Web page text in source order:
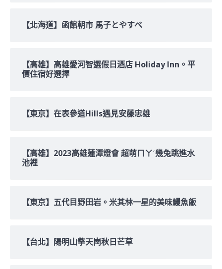
【北海道】函館朝市 馬子とやすべ
【高雄】高雄愛河智選假日酒店 Holiday Inn。平
價住宿好選擇
【東京】在表參道Hills遇見安藤忠雄
【高雄】2023高雄蓮潭燈會 超萌ㄇㄚˊ幾兔跳進水
池裡
【東京】五代目野田岩。米其林一星的美味鰻魚飯
【台北】陽明山擎天崗秋日芒草